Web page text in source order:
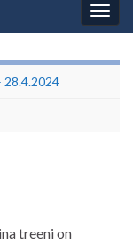
28.4.2024
treeni on